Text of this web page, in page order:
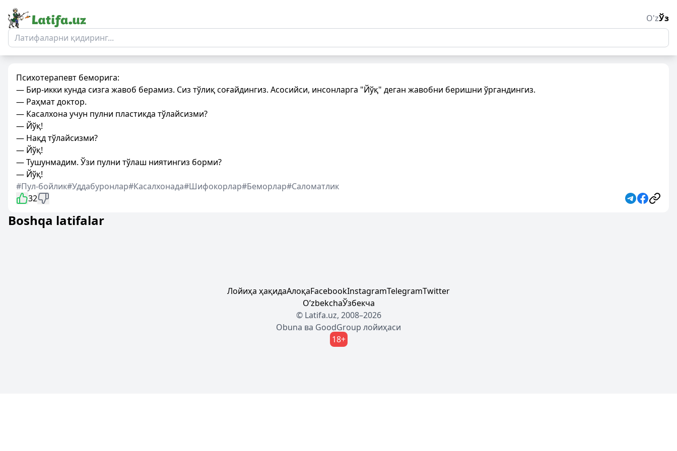
O'zЎз
Психотерапевт беморига:
— Бир-икки кунда сизга жавоб берамиз. Сиз тўлиқ соғайдингиз. Асосийси, инсонларга "Йўқ" деган жавобни беришни ўргандингиз.
— Раҳмат доктор.
— Касалхона учун пулни пластикда тўлайсизми?
— Йўқ!
— Нақд тўлайсизми?
— Йўқ!
— Тушунмадим. Ўзи пулни тўлаш ниятингиз борми?
— Йўқ!
#Пул-бойлик#Уддабуронлар#Касалхонада#Шифокорлар#Беморлар#Саломатлик
32
Boshqa latifalar
Лойиҳа ҳақидаАлоқаFacebookInstagramTelegramTwitter
OʼzbekchaЎзбекча
© Latifa.uz, 2008–2026
Obuna ва GoodGroup лойиҳаси
18+